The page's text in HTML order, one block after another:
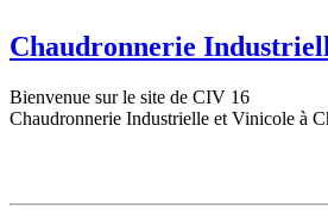
Chaudronnerie
Bienvenue sur le site de CIV 16
Chaudronnerie Industrielle et Vinicole à